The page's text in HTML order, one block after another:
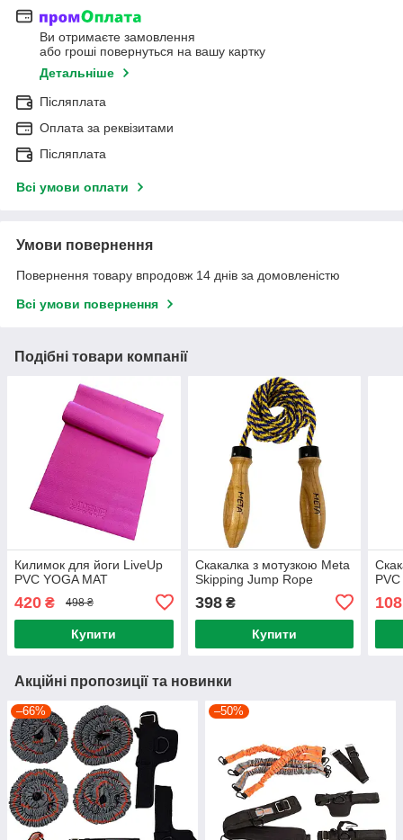
Ви отримаєте замовлення
або гроші повернуться на вашу картку
Детальніше
Післяплата
Оплата за реквізитами
Післяплата
Всі умови оплати
Умови повернення
Повернення товару впродовж 14 днів за домовленістю
Всі умови повернення
Подібні товари компанії
Килимок для йоги LiveUp
PVC YOGA MAT
420 ₴ 498 ₴
Купити
Скакалка з мотузкою Meta
Skipping Jump Rope
398₴
Купити
108
Акційні пропозиції та новинки
–66% –50%